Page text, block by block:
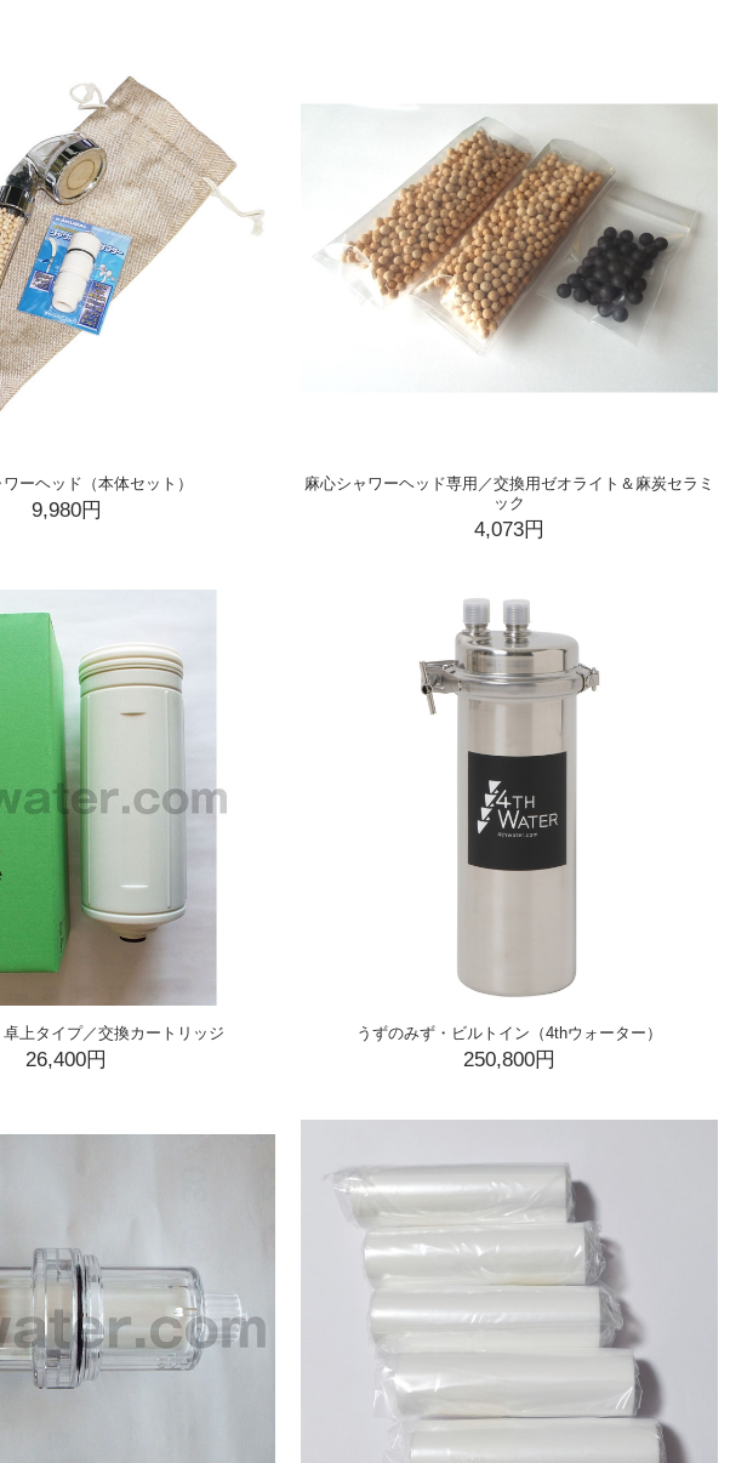
ーヘッド（本体セット）
9,980円
麻心シャワーヘッド専用／交換用ゼオライト＆麻炭セラミ
ック
4,073円
卓上タイプ／交換カートリッジ
26,400円
うずのみず・ビルトイン（4thウォーター）
250,800円